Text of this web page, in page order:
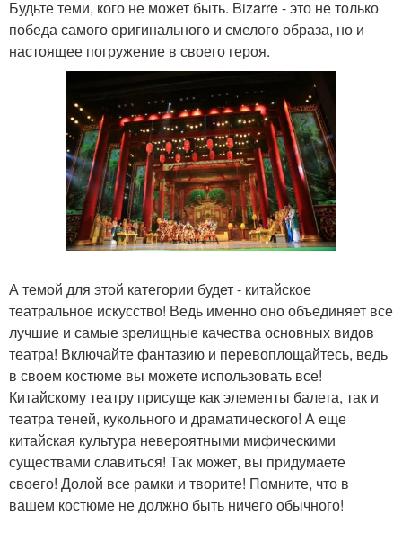
Будьте теми, кого не может быть. Bizarre - это не только
победа самого оригинального и смелого образа, но и
настоящее погружение в своего героя.
А темой для этой категории будет - китайское
театральное искусство! Ведь именно оно объединяет все
лучшие и самые зрелищные качества основных видов
театра! Включайте фантазию и перевоплощайтесь, ведь
в своем костюме вы можете использовать все!
Китайскому театру присуще как элементы балета, так и
театра теней, кукольного и драматического! А еще
китайская культура невероятными мифическими
существами славиться! Так может, вы придумаете
своего! Долой все рамки и творите! Помните, что в
вашем костюме не должно быть ничего обычного!